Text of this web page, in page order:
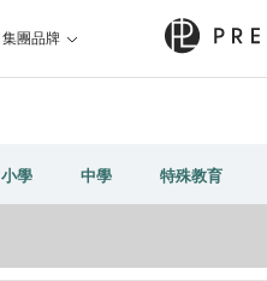
集團品牌
小學 中學 特殊教育